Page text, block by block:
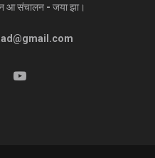
आ संचालन - जया झा।